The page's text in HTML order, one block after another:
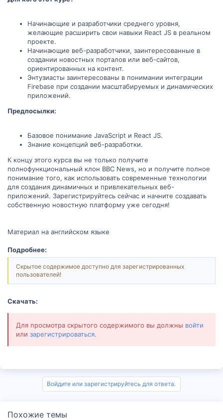
Начинающие и разработчики среднего уровня,
желающие расширить свои навыки React JS в реальном
проекте.
Начинающие веб-разработчики, заинтересованные в
создании новостных порталов или веб-сайтов,
ориентированных на контент.
Энтузиасты заинтересованы в понимании интеграции
Firebase при создании масштабируемых и динамических
приложений.
Предпосылки:
Базовое понимание JavaScript и React JS.
Знание концепций веб-разработки.
К концу этого курса вы не только получите
полнофункциональный клон BBC News, но и получите полное
понимание того, как использовать современные технологии
для создания динамичных и привлекательных веб-
приложений. Зарегистрируйтесь сейчас и начните создавать
собственную новостную платформу уже сегодня!
Материал на английском языке
Подробнее:
Скрытое содержимое доступно для зарегистрированных
пользователей!
Скачать:
Для просмотра скрытого содержимого вы должны войти
или зарегистрироваться.
Войдите или зарегистрируйтесь для ответа.
Похожие темы